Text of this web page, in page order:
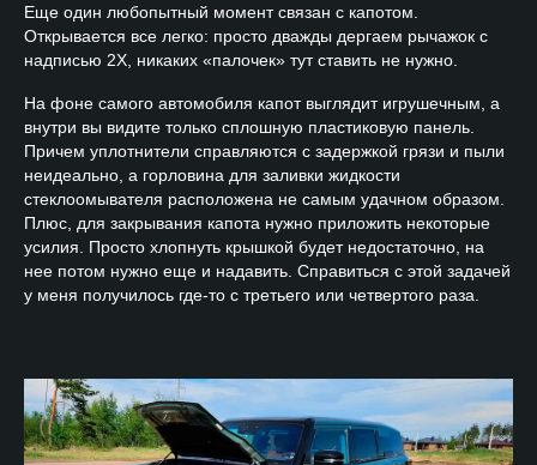
Еще один любопытный момент связан с капотом.
Открывается все легко: просто дважды дергаем рычажок с
надписью 2Х, никаких «палочек» тут ставить не нужно.
На фоне самого автомобиля капот выглядит игрушечным, а
внутри вы видите только сплошную пластиковую панель.
Причем уплотнители справляются с задержкой грязи и пыли
неидеально, а горловина для заливки жидкости
стеклоомывателя расположена не самым удачном образом.
Плюс, для закрывания капота нужно приложить некоторые
усилия. Просто хлопнуть крышкой будет недостаточно, на
нее потом нужно еще и надавить. Справиться с этой задачей
у меня получилось где-то с третьего или четвертого раза.